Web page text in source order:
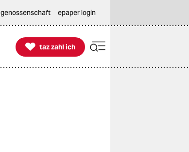
genossenschaft epaper login

taz zahl ich
taz zahl ich